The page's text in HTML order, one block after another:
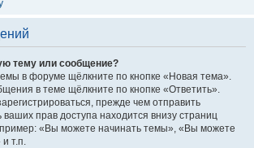
тему или сообщение?
в форуме щёлкните по кнопке «Новая тема».
в теме щёлкните по кнопке «Ответить».
прежде чем отправить
прав доступа находится внизу страниц
«Вы можете начинать темы», «Вы можете
т.п.